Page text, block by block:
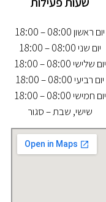
יום ראשון 08:00 – 18:00
יום שני 08:00 – 18:00
יום שלישי 08:00 – 18:00
יום רביעי 08:00 – 18:00
יום חמישי 08:00 – 18:00
שישי, שבת – סגור